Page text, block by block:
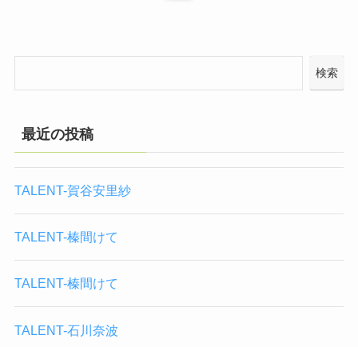
検索
最近の投稿
TALENT-賀谷安里紗
TALENT-榛間けて
TALENT-榛間けて
TALENT-石川奈波